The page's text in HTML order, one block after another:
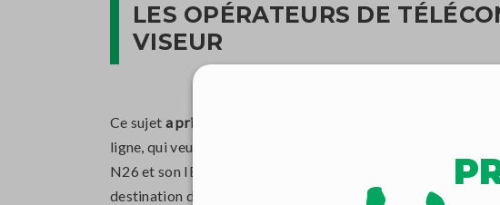
LES OPÉRATEURS DE
VISEUR
Ce sujet a pris de l'ampleur ces dernières années
avec la
ligne, qui veulent concurrencer les banques traditionnelles,
N26 et son IBAN allemand commençant par « DE ». Face à
destination des acteurs privés ont été planifié dans un futur